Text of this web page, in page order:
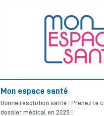
Mon espace santé
Bonne résolution santé : Prenez le
dossier médical en 2025 !